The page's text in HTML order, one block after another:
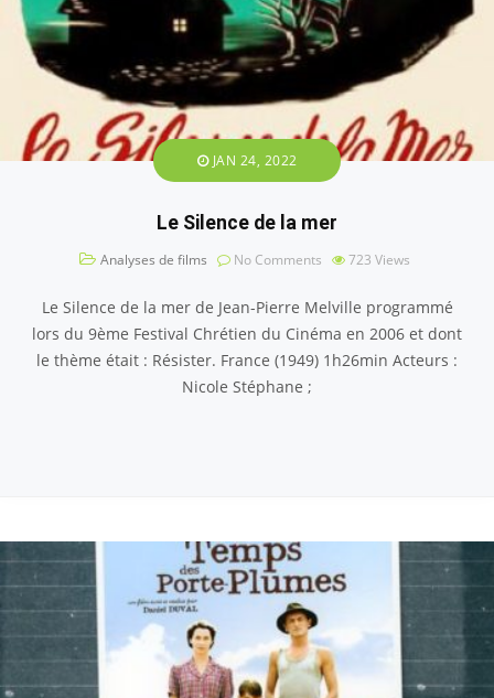
JAN 24, 2022
Le Silence de la mer
Analyses de films No Comments 723 Views
Le Silence de la mer de Jean-Pierre Melville programmé
lors du 9ème Festival Chrétien du Cinéma en 2006 et dont
le thème était : Résister. France (1949) 1h26min Acteurs :
Nicole Stéphane ;